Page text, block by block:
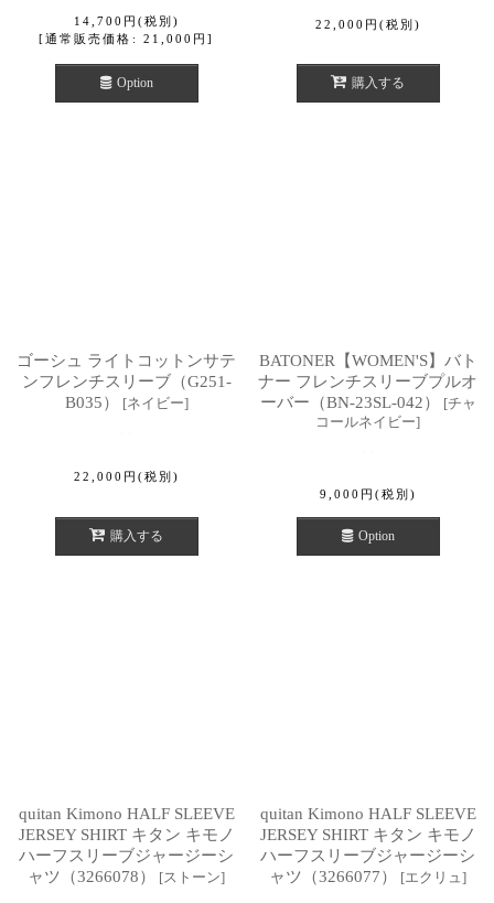
14,700 円 (税別)
[通常販売価格 : 21,000 円 ]
Option
22,000 円 (税別)
購入する
ゴーシュ ライトコットンサテ
ンフレンチスリーブ（G251-
B035）
[ネイビー]
22,000 円 (税別)
購入する
BATONER【WOMEN'S】バト
ナー フレンチスリーブプルオ
ーバー（BN-23SL-042）
[チャ
コールネイビー]
9,000 円 (税別)
Option
quitan Kimono HALF SLEEVE
JERSEY SHIRT キタン キモノ
ハーフスリーブジャージーシ
ャツ（3266078）
[ストーン]
quitan Kimono HALF SLEEVE
JERSEY SHIRT キタン キモノ
ハーフスリーブジャージーシ
ャツ（3266077）
[エクリュ ]